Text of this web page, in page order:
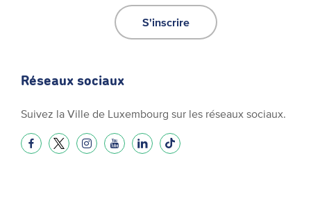
S'inscrire
Réseaux sociaux
Suivez la Ville de Luxembourg sur les réseaux sociaux.